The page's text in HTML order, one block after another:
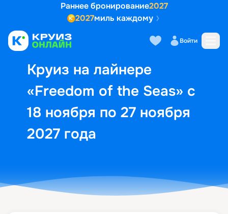
Раннее бронирование2027
2027миль каждому
Войти
Круиз на лайнере
«Freedom of the Seas» с
18 ноября по 27 ноября
2027 года
Выбор кают Маршрут и